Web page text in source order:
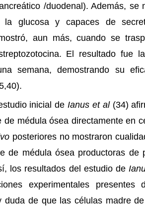
/duodenal). Además,
la glucosa y capaces de
aun más, cuando se
El resultado fue
semana, demostrando su
inicial de Ianus et al(34)
de médula ósea directamente en
posteriores no mostraron
de médula ósea productoras de
los resultados del estudio de
experimentales presentes
duda de que las células madre